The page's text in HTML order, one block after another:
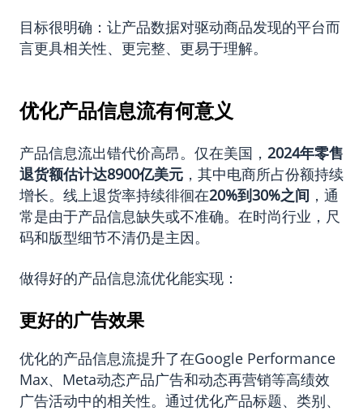
目标很明确：让产品数据对驱动商品发现的平台而
言更具相关性、更完整、更易于理解。
优化产品信息流有何意义
产品信息流出错代价高昂。仅在美国， 2024年零售
退货额估计达8900亿美元 ，其中电商所占份额持续
增长。线上退货率持续徘徊在20%到30%之间 ，通
常是由于产品信息缺失或不准确。在时尚行业，尺
码和版型细节不清仍是主因。
做得好的产品信息流优化能实现：
更好的广告效果
优化的产品信息流提升了在Google Performance
Max、Meta动态产品广告和动态再营销等高绩效
广告活动中的相关性。通过优化产品标题、类别、